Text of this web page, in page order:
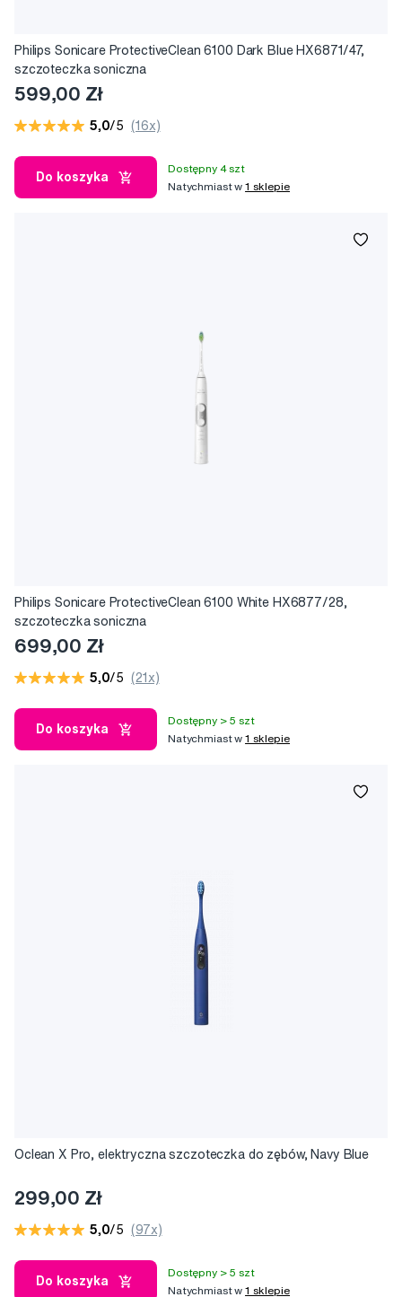
Philips Sonicare ProtectiveClean 6100 Dark Blue HX6871/47,
szczoteczka soniczna
599,00 Zł
5,0/5 (16x)
Do koszyka
Dostępny 4 szt
Natychmiast w1 sklepie
Philips Sonicare ProtectiveClean 6100 White HX6877/28,
szczoteczka soniczna
699,00 Zł
5,0/5 (21x)
Do koszyka
Dostępny > 5 szt
Natychmiast w1 sklepie
Oclean X Pro, elektryczna szczoteczka do zębów, Navy Blue
299,00 Zł
5,0/5 (97x)
Do koszyka
Dostępny > 5 szt
Natychmiast w1 sklepie